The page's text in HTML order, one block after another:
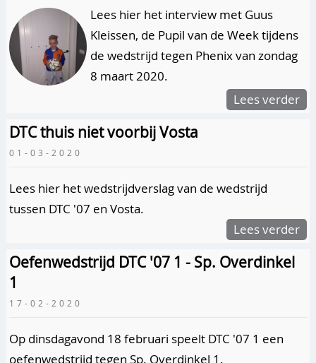
Lees hier het interview met Guus
Kleissen, de Pupil van de Week tijdens
de wedstrijd tegen Phenix van zondag
8 maart 2020.
Lees verder
DTC thuis niet voorbij Vosta
01-03-2020
Lees hier het wedstrijdverslag van de wedstrijd
tussen DTC '07 en Vosta.
Lees verder
Oefenwedstrijd DTC '07 1 - Sp. Overdinkel
1
17-02-2020
Op dinsdagavond 18 februari speelt DTC '07 1 een
oefenwedstrijd tegen Sp. Overdinkel 1.